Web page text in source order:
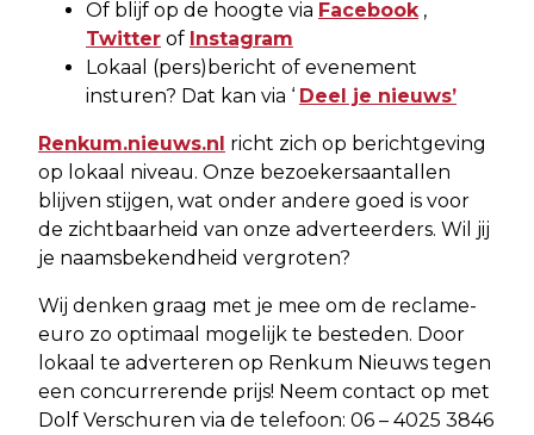
Of blijf op de hoogte via Facebook ,
Twitter of Instagram
Lokaal (pers)bericht of evenement
insturen? Dat kan via ‘ Deel je nieuws’
Renkum.nieuws.nl richt zich op berichtgeving
op lokaal niveau. Onze bezoekersaantallen
blijven stijgen, wat onder andere goed is voor
de zichtbaarheid van onze adverteerders. Wil jij
je naamsbekendheid vergroten?
Wij denken graag met je mee om de reclame-
euro zo optimaal mogelijk te besteden. Door
lokaal te adverteren op Renkum Nieuws tegen
een concurrerende prijs! Neem contact op met
Dolf Verschuren via de telefoon: 06 – 4025 3846